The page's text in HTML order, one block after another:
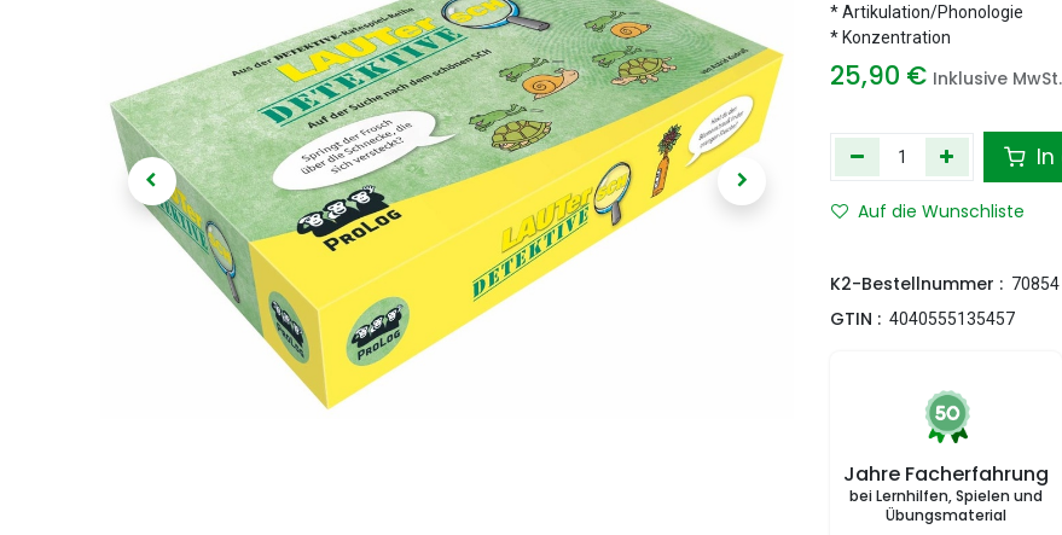
* Artikulation/Phonologie
* Konzentration
25,90 € Inklusive MwSt.
Auf die Wunschliste
K2-Bestellnummer : 70854
GTIN : 4040555135457
Jahre Facherfahrung
bei Lernhilfen, Spielen und
Übungsmaterial